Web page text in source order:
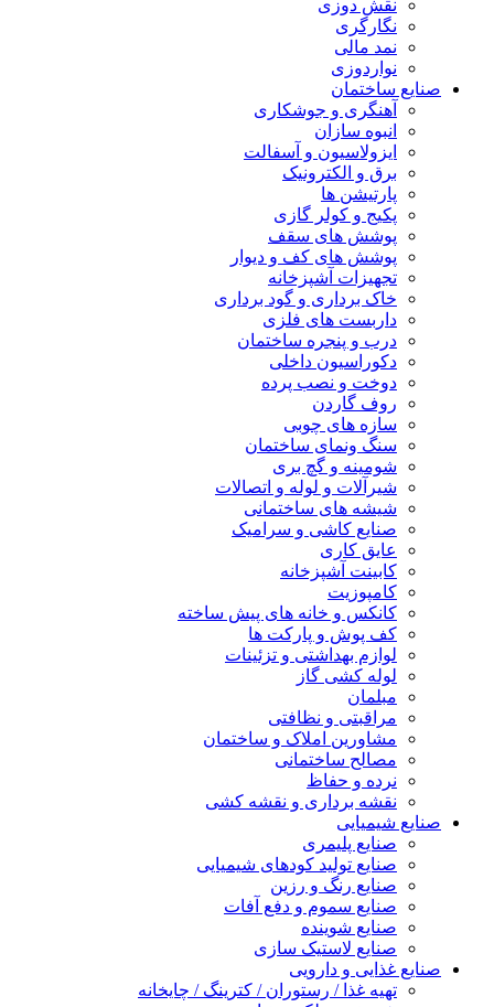
نقش دوزی
نگارگری
نمد مالی
نواردوزی
صنایع ساختمان
آهنگری و جوشکاری
انبوه سازان
ایزولاسیون و آسفالت
برق و الکترونیک
پارتیشن ها
پکیج و کولر گازی
پوشش های سقف
پوشش های کف و دیوار
تجهیزات آشپزخانه
خاک برداری و گود برداری
داربست های فلزی
درب و پنجره ساختمان
دکوراسیون داخلی
دوخت و نصب پرده
روف گاردن
سازه های چوبی
سنگ ونمای ساختمان
شومینه و گچ بری
شیرآلات و لوله و اتصالات
شیشه های ساختمانی
صنایع کاشی و سرامیک
عایق کاری
کابینت آشپزخانه
کامپوزیت
کانکس و خانه های پیش ساخته
کف پوش و پارکت ها
لوازم بهداشتی و تزئینات
لوله کشی گاز
مبلمان
مراقبتی و نظافتی
مشاورین املاک و ساختمان
مصالح ساختمانی
نرده و حفاظ
نقشه برداری و نقشه کشی
صنایع شیمیایی
صنایع پلیمری
صنایع تولید کودهای شیمیایی
صنایع رنگ و رزین
صنایع سموم و دفع آفات
صنایع شوینده
صنایع لاستیک سازی
صنایع غذایی و دارویی
تهیه غذا / رستوران / کترینگ / چایخانه